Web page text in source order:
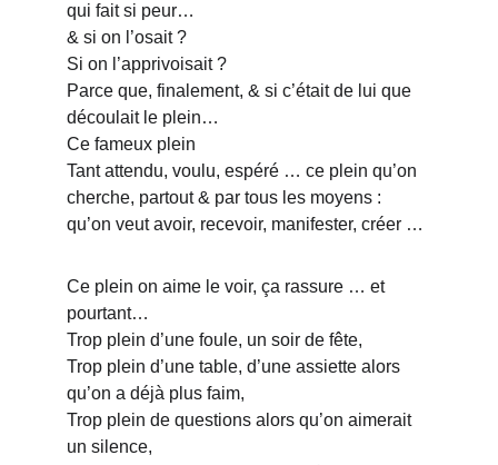
qui fait si peur…
& si on l’osait ?
Si on l’apprivoisait ?
Parce que, finalement, & si c’était de lui que
découlait le plein…
Ce fameux plein
Tant attendu, voulu, espéré … ce plein qu’on
cherche, partout & par tous les moyens :
qu’on veut avoir, recevoir, manifester, créer …
Ce plein on aime le voir, ça rassure … et
pourtant…
Trop plein d’une foule, un soir de fête,
Trop plein d’une table, d’une assiette alors
qu’on a déjà plus faim,
Trop plein de questions alors qu’on aimerait
un silence,